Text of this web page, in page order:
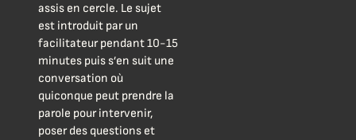
assis en cercle. Le sujet
est introduit par un
facilitateur pendant 10-15
minutes puis s’en suit une
conversation où
quiconque peut prendre la
parole pour intervenir,
poser des questions et